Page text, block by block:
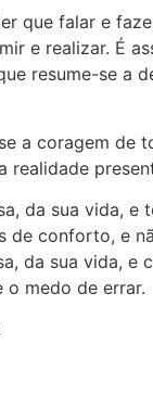
que falar e
e realizar. É
resume-se a
a coragem de
realidade
da sua vida,
de conforto, e
da sua vida,
medo de errar.